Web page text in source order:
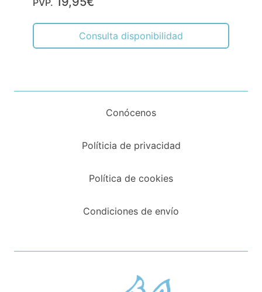
PVP.
Consulta disponibilidad
Conócenos
Políticia de privacidad
Política de cookies
Condiciones de envío